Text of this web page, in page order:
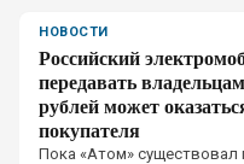
НОВОСТИ
Российский
передавать
рублей может
покупателя
Пока «Атом» существовал